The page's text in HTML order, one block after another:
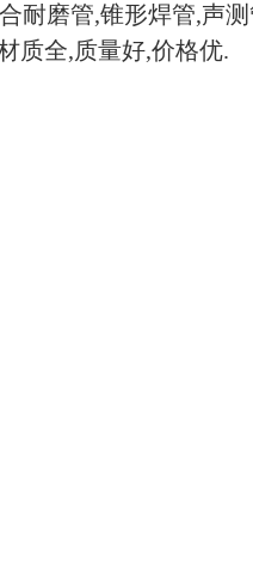
耐磨管,锥形焊管,声
质全,质量好,价格优.